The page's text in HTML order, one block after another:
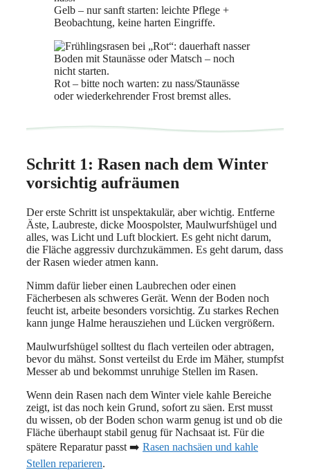
Gelb – nur sanft starten: leichte Pflege +
Beobachtung, keine harten Eingriffe.
Rot – bitte noch warten: zu nass/Staunässe
oder wiederkehrender Frost bremst alles.
Schritt 1: Rasen nach dem Winter
vorsichtig aufräumen
Der erste Schritt ist unspektakulär, aber wichtig. Entferne
Äste, Laubreste, dicke Moospolster, Maulwurfshügel und
alles, was Licht und Luft blockiert. Es geht nicht darum,
die Fläche aggressiv durchzukämmen. Es geht darum, dass
der Rasen wieder atmen kann.
Nimm dafür lieber einen Laubrechen oder einen
Fächerbesen als schweres Gerät. Wenn der Boden noch
feucht ist, arbeite besonders vorsichtig. Zu starkes Rechen
kann junge Halme herausziehen und Lücken vergrößern.
Maulwurfshügel solltest du flach verteilen oder abtragen,
bevor du mähst. Sonst verteilst du Erde im Mäher, stumpfst
Messer ab und bekommst unruhige Stellen im Rasen.
Wenn dein Rasen nach dem Winter viele kahle Bereiche
zeigt, ist das noch kein Grund, sofort zu säen. Erst musst
du wissen, ob der Boden schon warm genug ist und ob die
Fläche überhaupt stabil genug für Nachsaat ist. Für die
spätere Reparatur passt ➡️ Rasen nachsäen und kahle
Stellen reparieren.